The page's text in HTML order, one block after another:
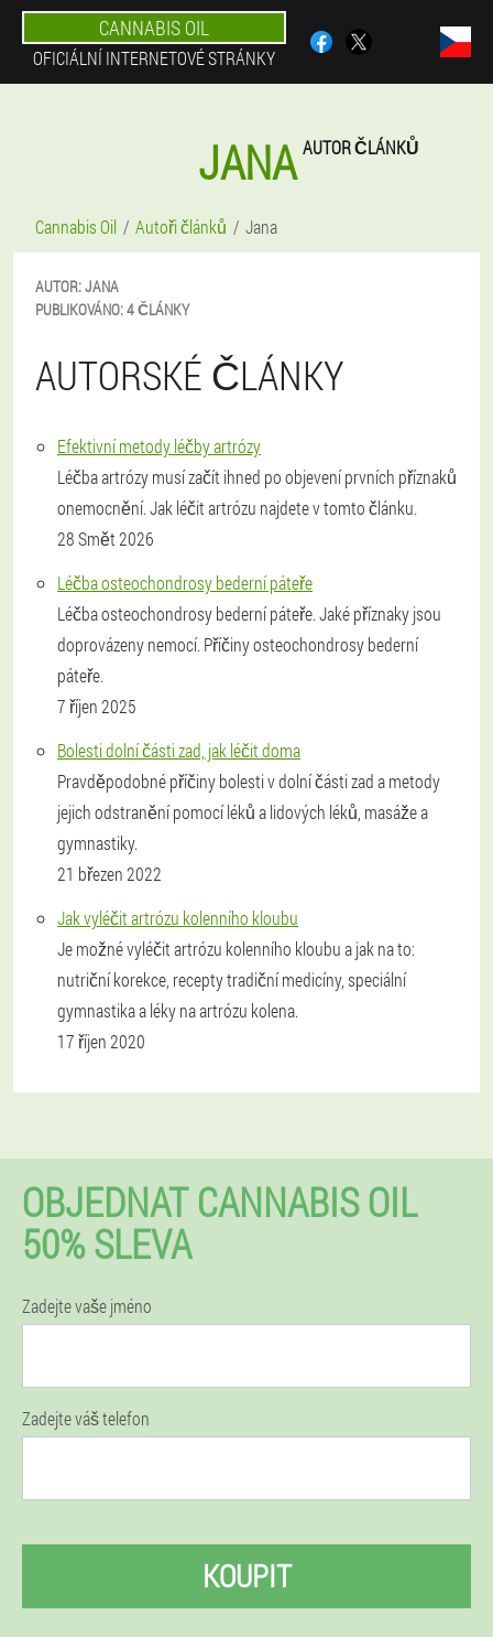
CANNABIS OIL
OFICIÁLNÍ INTERNETOVÉ STRÁNKY
JANA AUTOR ČLÁNKŮ
Cannabis Oil Autoři článků Jana
AUTOR:JANA
PUBLIKOVÁNO:4 ČLÁNKY
AUTORSKÉ ČLÁNKY
Efektivní metody léčby artrózy
Léčba artrózy musí začít ihned po objevení prvních příznaků
onemocnění. Jak léčit artrózu najdete v tomto článku.
28 Smět 2026
Léčba osteochondrosy bederní páteře
Léčba osteochondrosy bederní páteře. Jaké příznaky jsou
doprovázeny nemocí. Příčiny osteochondrosy bederní
páteře.
7 říjen 2025
Bolesti dolní části zad, jak léčit doma
Pravděpodobné příčiny bolesti v dolní části zad a metody
jejich odstranění pomocí léků a lidových léků, masáže a
gymnastiky.
21 březen 2022
Jak vyléčit artrózu kolenního kloubu
Je možné vyléčit artrózu kolenního kloubu a jak na to:
nutriční korekce, recepty tradiční medicíny, speciální
gymnastika a léky na artrózu kolena.
17 říjen 2020
OBJEDNAT CANNABIS OIL
50% SLEVA
Zadejte vaše jméno
Zadejte váš telefon
KOUPIT